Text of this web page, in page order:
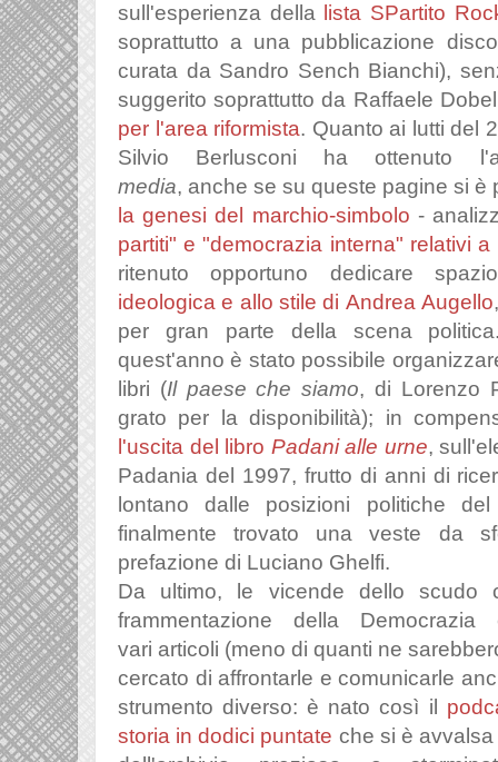
sull'esperienza della
lista SPartito
soprattutto a una pubblicazione
curata da Sandro Sench Bianchi),
suggerito soprattutto da Raffaele
per l'area riformista. Quanto ai lutti del
Silvio Berlusconi ha ottenuto
media, anche se su queste pagine si è
la genesi del marchio-simbolo -
partiti" e "democrazia interna" relativi a
ritenuto opportuno dedicare
ideologica e allo stile di Andrea Augello
per gran parte della scena
quest'anno è stato possibile
libri (Il paese che siamo, di Lorenzo
grato per la disponibilità); in
l'uscita del libro Padani alle urne,
Padania del 1997, frutto di anni di
lontano dalle posizioni politiche
finalmente trovato una veste da
prefazione di Luciano Ghelfi.
Da ultimo, le vicende dello scudo
frammentazione della
vari articoli (meno di quanti ne
cercato di affrontarle e comunicarle
strumento diverso: è nato così il
storia in dodici puntate che si è